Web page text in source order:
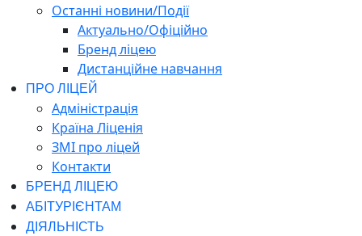
Останні новини/Події
Актуально/Офіційно
Бренд ліцею
Дистанційне навчання
ПРО ЛІЦЕЙ
Адміністрація
Країна Ліценія
ЗМІ про ліцей
Контакти
БРЕНД ЛІЦЕЮ
АБІТУРІЄНТАМ
ДІЯЛЬНІСТЬ